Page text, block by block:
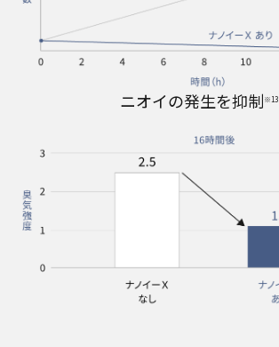
ニオイの発生を抑制※13